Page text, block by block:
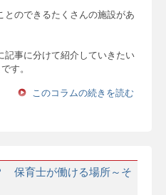
のできるたくさんの施設があ
記事に分けて紹介していきたい
す。
このコラムの続きを読む
保育士が働ける場所～そ